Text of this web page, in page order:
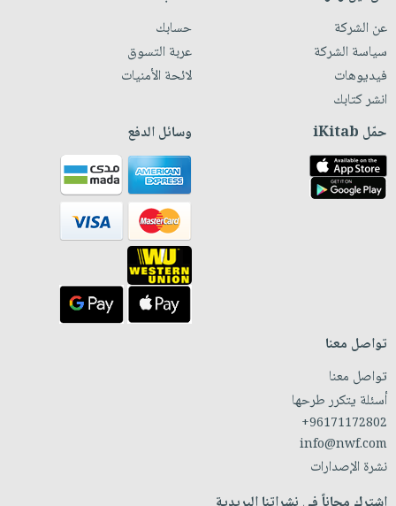
عن الشركة
سياسة الشركة
فيديوهات
انشر كتابك
حسابك
عربة التسوق
لائحة الأمنيات
حمّل iKitab وسائل الدفع
تواصل معنا
تواصل معنا
أسئلة يتكرر طرحها
+96171172802
info@nwf.com
نشرة الإصدارات